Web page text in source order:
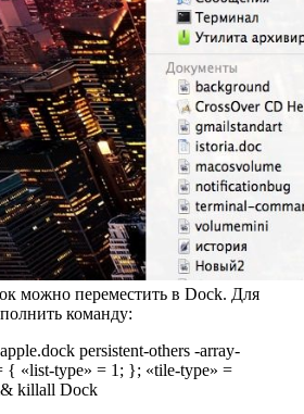
можно переместить в Dock. Для
команду:
persistent-others -array-
{ «list-type» = 1; }; «tile-type» =
killall Dock